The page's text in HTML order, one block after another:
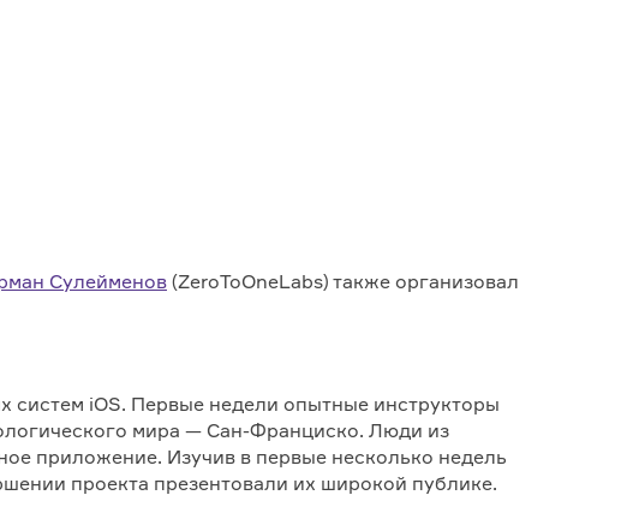
Сулейменов (ZeroToOneLabs) также организовал
iOS. Первые недели опытные инструкторы
мира — Сан-Франциско. Люди из
приложение. Изучив в первые несколько недель
проекта презентовали их широкой публике.